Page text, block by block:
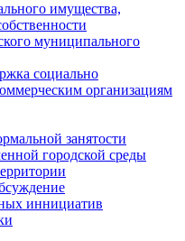
имущества,
муниципального
социально
организациям
занятости
городской среды
иннициатив